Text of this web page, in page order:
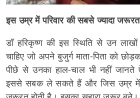
इस उम्र में परिवार की सबसे ज्यादा जरूरत
डॉ हरिकृष्ण की इस स्थिति से उन
चाहिए जो अपने बुजुर्ग माता-पिता को
पीछे से उनका हाल-चाल भी नहीं जानते
इससे सबक ले सकते हैं और जिस उम्र में